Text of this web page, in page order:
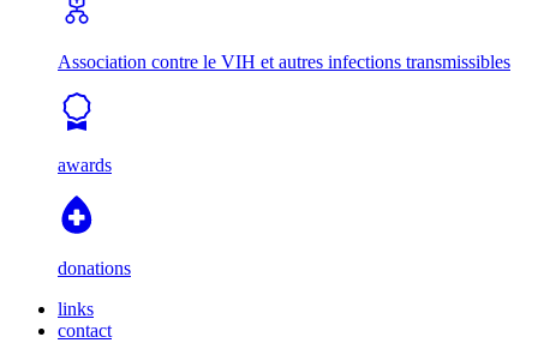
Association contre le VIH et autres infections transmissibles
awards
donations
links
contact